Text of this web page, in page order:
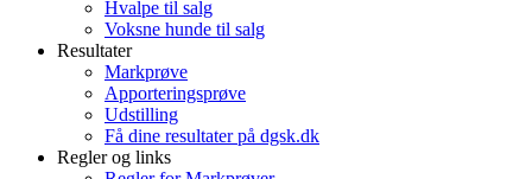
Hvalpe til salg
Voksne hunde til salg
Resultater
Markprøve
Apporteringsprøve
Udstilling
Få dine resultater på dgsk.dk
Regler og links